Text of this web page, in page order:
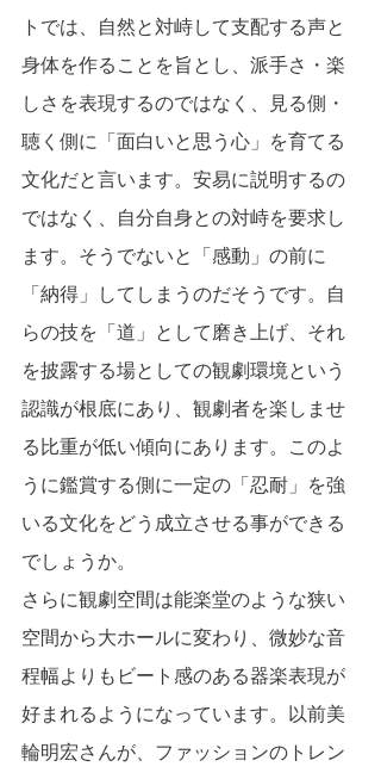
トでは、自然と対峙して支配する声と
身体を作ることを旨とし、派手さ・楽
しさを表現するのではなく、見る側・
聴く側に「面白いと思う心」を育てる
文化だと言います。安易に説明するの
ではなく、自分自身との対峙を要求し
ます。そうでないと「感動」の前に
「納得」してしまうのだそうです。自
らの技を「道」として磨き上げ、それ
を披露する場としての観劇環境という
認識が根底にあり、観劇者を楽しませ
る比重が低い傾向にあります。このよ
うに鑑賞する側に一定の「忍耐」を強
いる文化をどう成立させる事ができる
でしょうか。
さらに観劇空間は能楽堂のような狭い
空間から大ホールに変わり、微妙な音
程幅よりもビート感のある器楽表現が
好まれるようになっています。以前美
輪明宏さんが、ファッションのトレン